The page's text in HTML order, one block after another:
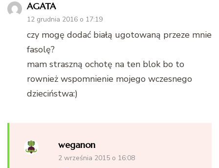
AGATA
12 grudnia 2016 o 17:19
czy mogę dodać białą ugotowaną przeze mnie
fasolę?
mam straszną ochotę na ten blok bo to
rownież wspomnienie mojego wczesnego
dzieciństwa:)
weganon
2 września 2015 o 16:08